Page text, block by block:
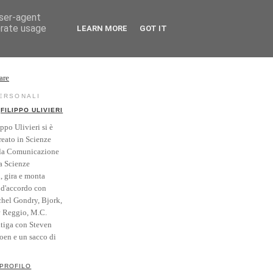
FILIPPO ULIVIERI
Ulivieri si è
in Scienze
Comunicazione
Scienze
gira e monta
con
Gondry, Bjork,
Reggio, M.C.
con Steven
e un sacco di
agent
usage
LEARN MORE GOT IT